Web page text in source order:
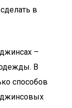
в
–
В
способов
джинсовых